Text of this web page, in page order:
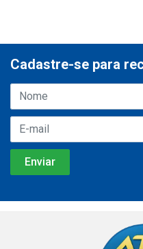
Cadastre-se para